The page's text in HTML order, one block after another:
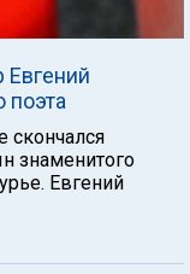
поэта
скончался
знаменитого
Евгений